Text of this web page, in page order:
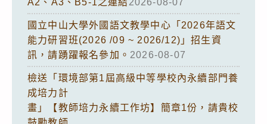
國立中山大學外國語文教學中心「2026年語文
能力研習班(2026 /09 ~ 2026/12)」招生資
訊，請踴躍報名參加。 2026-08-07
檢送「環境部第1屆高級中等學校內永續部門養
成培力計
畫」【教師培力永續工作坊】簡章1份，請貴校